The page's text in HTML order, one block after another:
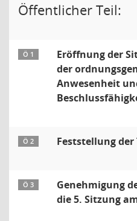
Öffentlicher Teil:
Ö 1
Eröffnung der
der
Anwesenheit
Ö 2 Feststellung
Ö 3
Genehmigung
die 5. Sitzung